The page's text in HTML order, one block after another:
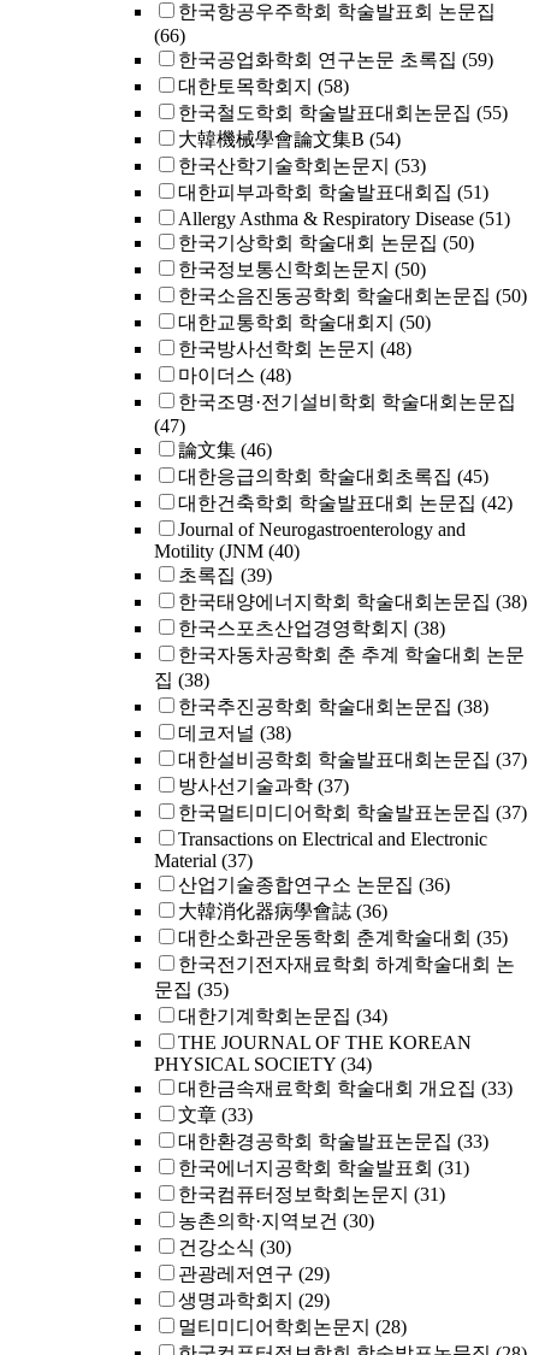
한국항공우주학회 학술발표회 논문집
(66)
한국공업화학회 연구논문 초록집 (59)
대한토목학회지 (58)
한국철도학회 학술발표대회논문집 (55)
大韓機械學會論文集B (54)
한국산학기술학회논문지 (53)
대한피부과학회 학술발표대회집 (51)
Allergy Asthma & Respiratory Disease (51)
한국기상학회 학술대회 논문집 (50)
한국정보통신학회논문지 (50)
한국소음진동공학회 학술대회논문집 (50)
대한교통학회 학술대회지 (50)
한국방사선학회 논문지 (48)
마이더스 (48)
한국조명·전기설비학회 학술대회논문집
(47)
論文集 (46)
대한응급의학회 학술대회초록집 (45)
대한건축학회 학술발표대회 논문집 (42)
Journal of Neurogastroenterology and
Motility (JNM (40)
초록집 (39)
한국태양에너지학회 학술대회논문집 (38)
한국스포츠산업경영학회지 (38)
한국자동차공학회 춘 추계 학술대회 논문
집 (38)
한국추진공학회 학술대회논문집 (38)
데코저널 (38)
대한설비공학회 학술발표대회논문집 (37)
방사선기술과학 (37)
한국멀티미디어학회 학술발표논문집 (37)
Transactions on Electrical and Electronic
Material (37)
산업기술종합연구소 논문집 (36)
大韓消化器病學會誌 (36)
대한소화관운동학회 춘계학술대회 (35)
한국전기전자재료학회 하계학술대회 논
문집 (35)
대한기계학회논문집 (34)
THE JOURNAL OF THE KOREAN
PHYSICAL SOCIETY (34)
대한금속재료학회 학술대회 개요집 (33)
文章 (33)
대한환경공학회 학술발표논문집 (33)
한국에너지공학회 학술발표회 (31)
한국컴퓨터정보학회논문지 (31)
농촌의학·지역보건 (30)
건강소식 (30)
관광레저연구 (29)
생명과학회지 (29)
멀티미디어학회논문지 (28)